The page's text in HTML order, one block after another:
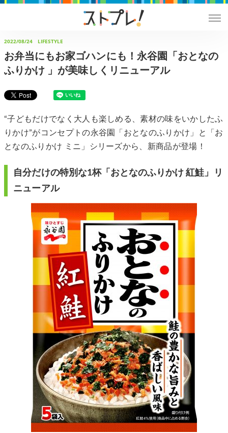
2022/08/24 LIFESTYLE
お弁当にもお家ゴハンにも！永谷園「おとなの
ふりかけ 」が美味しくリニューアル
“子どもだけでなく大人も楽しめる、素材の味をいかしたふ
りかけ”がコンセプトの永谷園「おとなのふりかけ」と「お
となのふりかけ ミニ」シリーズから、新商品が登場！
自分だけの特別な1杯「おとなのふりかけ 紅鮭」リ
ニューアル